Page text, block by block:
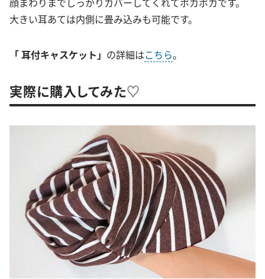
大きい耳あては内側に畳み込みも可能です。
「 耳付キャスケット」 の詳細はこちら。
実際に購入してみた♡